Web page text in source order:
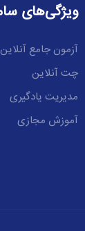
ویژگی‌های
آزمون جامع آنلاین
چت آنلاین
مدیریت یادگیری
آموزش مجازی